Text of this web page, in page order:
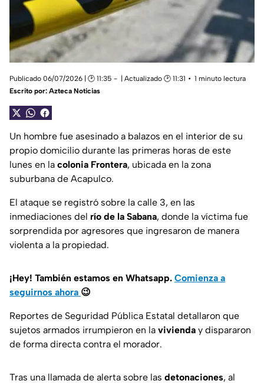
Publicado 06/07/2026 | 🕑 11:35 | Actualizado 🕑 11:31
1 minuto lectura
Escrito por: Azteca Noticias
Un hombre fue asesinado a balazos en el interior de su
propio domicilio durante las primeras horas de este
lunes en la colonia Frontera, ubicada en la zona
suburbana de Acapulco.
El ataque se registró sobre la calle 3, en las
inmediaciones del río de la Sabana, donde la víctima fue
sorprendida por agresores que ingresaron de manera
violenta a la propiedad.
¡Hey! También estamos en Whatsapp. Comienza a
seguirnos ahora 😉
Reportes de Seguridad Pública Estatal detallaron que
sujetos armados irrumpieron en la vivienda y dispararon
de forma directa contra el morador.
Tras una llamada de alerta sobre las detonaciones, al